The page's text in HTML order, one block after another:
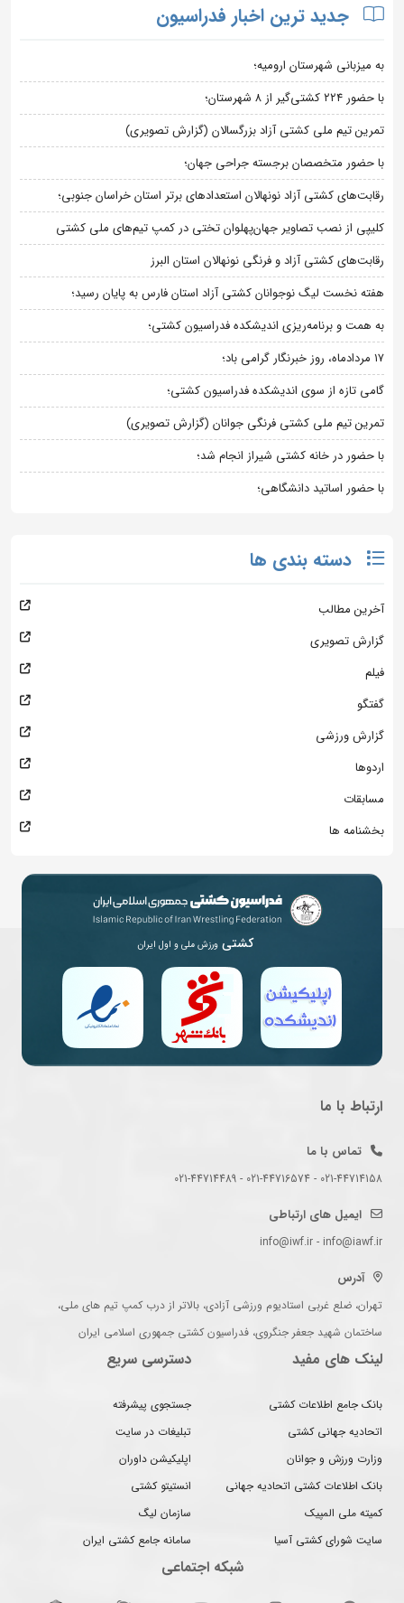
جدید ترین اخبار فدراسیون
به میزبانی شهرستان ارومیه؛
با حضور ۲۲۴ کشتی‌گیر از ۸ شهرستان؛
تمرین تیم ملی کشتی آزاد بزرگسالان (گزارش تصویری)
با حضور متخصصان برجسته جراحی جهان؛
رقابت‌های کشتی آزاد نونهالان استعدادهای برتر استان خراسان جنوبی؛
کلیپی از نصب تصاویر جهان‌پهلوان تختی در کمپ تیم‌های ملی کشتی
رقابت‌های کشتی آزاد و فرنگی نونهالان استان البرز
هفته نخست لیگ نوجوانان کشتی آزاد استان فارس به پایان رسید؛
به همت و برنامه‌ریزی اندیشکده فدراسیون کشتی؛
۱۷ مردادماه، روز خبرنگار گرامی باد؛
گامی تازه از سوی اندیشکده فدراسیون کشتی؛
تمرین تیم ملی کشتی فرنگی جوانان (گزارش تصویری)
با حضور در خانه کشتی شیراز انجام شد؛
با حضور اساتید دانشگاهی؛
دسته بندی ها
آخرین مطالب
گزارش تصویری
فیلم
گفتگو
گزارش ورزشی
اردوها
مسابقات
بخشنامه ها
کشتی ورزش ملی و اول ایران
ارتباط با ما
تماس با ما
021-44714158 - 021-44716574 - 021-44714489
ایمیل های ارتباطی
info@iwf.ir - info@iawf.ir
آدرس
تهران، ضلع غربی استادیوم ورزشی آزادی، بالاتر از درب کمپ تیم های ملی،
ساختمان شهید جعفر جنگروی، فدراسیون کشتی جمهوری اسلامی ایران
لینک های مفید
بانک جامع اطلاعات کشتی
اتحادیه جهانی کشتی
وزارت ورزش و جوانان
بانک اطلاعات کشتی اتحادیه جهانی
کمیته ملی المپیک
سایت شورای کشتی آسیا
دسترسی سریع
جستجوی پیشرفته
تبلیغات در سایت
اپلیکیشن داوران
انستیتو کشتی
سازمان لیگ
سامانه جامع کشتی ایران
شبکه اجتماعی